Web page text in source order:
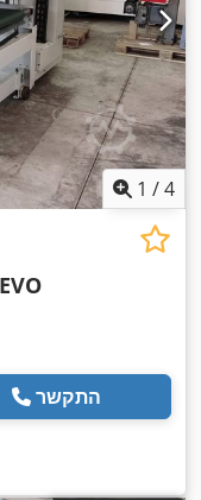
1 /4
התקשר